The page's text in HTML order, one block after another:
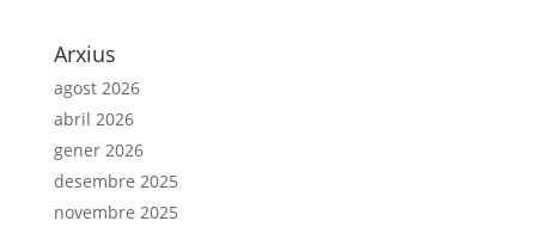
Arxius
agost 2026
abril 2026
gener 2026
desembre 2025
novembre 2025